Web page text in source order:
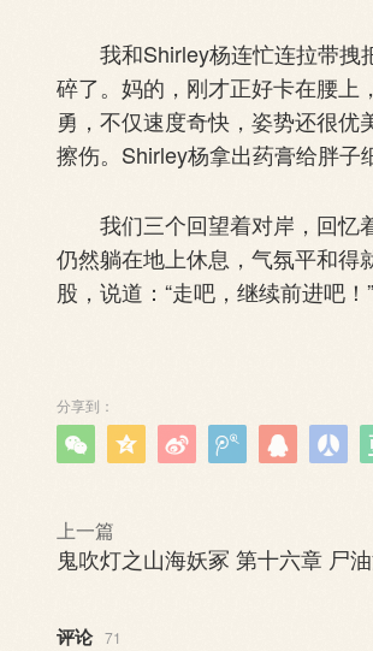
我和Shirley杨连忙连拉带拽
碎了。妈的，刚才正好卡在腰上
勇，不仅速度奇快，姿势还很优
擦伤。Shirley杨拿出药膏给胖子
我们三个回望着对岸，回忆
仍然躺在地上休息，气氛平和得
股，说道：“走吧，继续前进吧
分享到：
     
上一篇
鬼吹灯之山海妖冢 第十六章 尸
评论 71